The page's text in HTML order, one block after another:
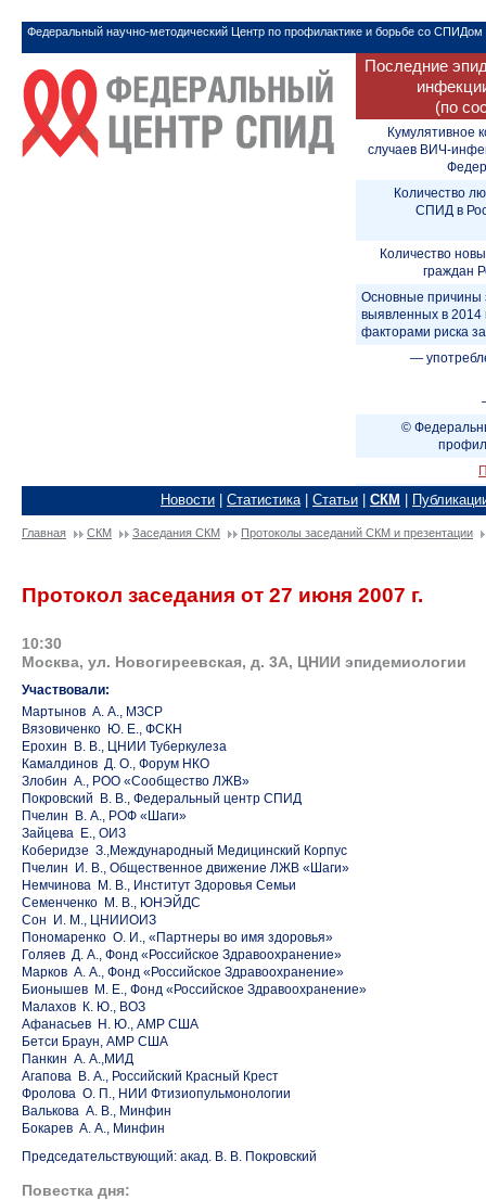
Федеральный научно-методический Центр по профилактике и борьбе со СПИДом
Последние
(по
Кумулятивное
случаев ВИЧ-
Количество
СПИД в
Количество
граждан
Основные причины
выявленных в 2014
факторами риска
—
©
Новости Статистика| Статьи СКМ
Главная СКМ Заседания СКМ Протоколы заседаний СКМ и презентации
Протокол заседания от 27 июня 2007 г.
10:30
Москва, ул. Новогиреевская, д. 3А, ЦНИИ эпидемиологии
Участвовали:
Мартынов А. А., МЗСР
Вязовиченко Ю. Е., ФСКН
Ерохин В. В., ЦНИИ Туберкулеза
Камалдинов Д. О., Форум НКО
Злобин А., РОО «Сообщество ЛЖВ»
Покровский В. В., Федеральный центр СПИД
Пчелин В. А., РОФ «Шаги»
Зайцева Е., ОИЗ
Коберидзе З.,Международный Медицинский Корпус
Пчелин И. В., Общественное движение ЛЖВ «Шаги»
Немчинова М. В., Институт Здоровья Семьи
Семенченко М. В., ЮНЭЙДС
Сон И. М., ЦНИИОИЗ
Пономаренко О. И., «Партнеры во имя здоровья»
Голяев Д. А., Фонд «Российское Здравоохранение»
Марков А. А., Фонд «Российское Здравоохранение»
Бионышев М. Е., Фонд «Российское Здравоохранение»
Малахов К. Ю., ВОЗ
Афанасьев Н. Ю., АМР США
Бетси Браун, АМР США
Панкин А. А.,МИД
Агапова В. А., Российский Красный Крест
Фролова О. П., НИИ Фтизиопульмонологии
Валькова А. В., Минфин
Бокарев А. А., Минфин
Председательствующий: акад. В. В. Покровский
Повестка дня: